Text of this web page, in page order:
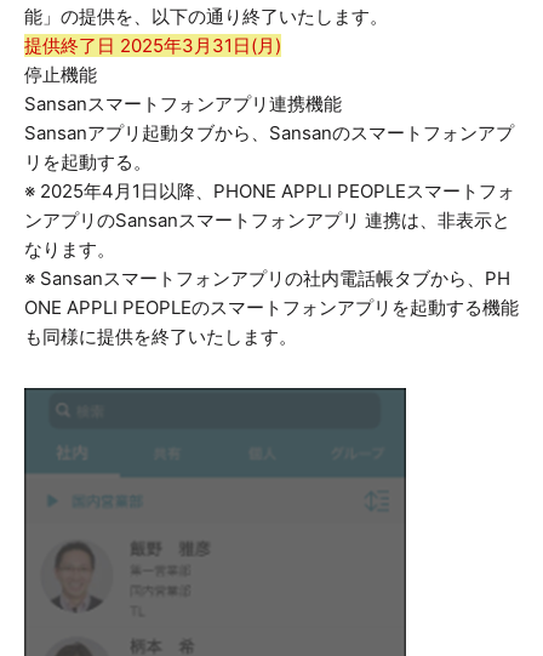
能」の提供を、以下の通り終了いたします。
提供終了日 2025年3月31日(月)
停止機能
Sansanスマートフォンアプリ連携機能
Sansanアプリ起動タブから、Sansanのスマートフォンアプ
リを起動する。
※ 2025年4月1日以降、PHONE APPLI PEOPLEスマートフォ
ンアプリのSansanスマートフォンアプリ 連携は、非表示と
なります。
※ Sansanスマートフォンアプリの社内電話帳タブから、PH
ONE APPLI PEOPLEのスマートフォンアプリを起動する機能
も同様に提供を終了いたします。